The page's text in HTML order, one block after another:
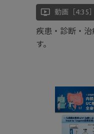
ondemand_video 動画［4:35］
疾患・診断・
す。